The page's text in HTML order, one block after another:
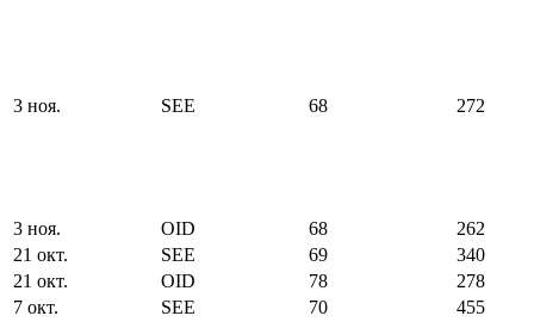
3 ноя. SEE 68 272
3 ноя. OID 68
262
21 окт.
SEE 69
340
21 окт.
OID 78
278
7 окт.
SEE 70
455